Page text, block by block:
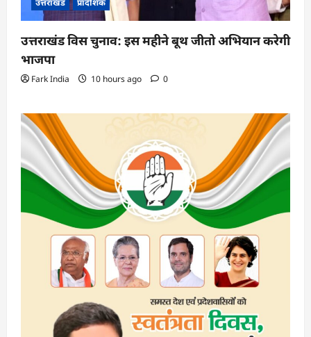
उत्तराखंड प्रादेशिक
उत्तराखंड विस चुनाव: इस महीने बूथ जीतो अभियान करेगी
भाजपा
Fark India 10 hours ago 0